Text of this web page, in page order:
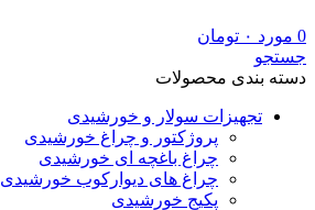
0 مورد ۰ تومان
جستجو
دسته بندی محصولات
تجهیزات سولار و خورشیدی
پروژکتور و چراغ خورشیدی
چراغ باغچه ای خورشیدی
چراغ های دیوارکوب خورشیدی
پکیج خورشیدی